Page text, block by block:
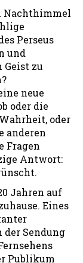
Nachthimmel
Perseus
und
zu
neue
oder die
oder
anderen
Fragen
Antwort:
Jahren auf
Eines
Sendung
Publikum